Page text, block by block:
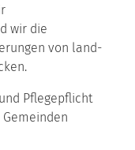
wir die
von land-
Pflegepflicht